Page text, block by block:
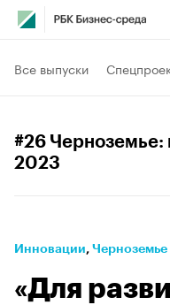
Все выпуски
#26 Черноземье:
2023
Инновации⁠, Черноземье
«Для